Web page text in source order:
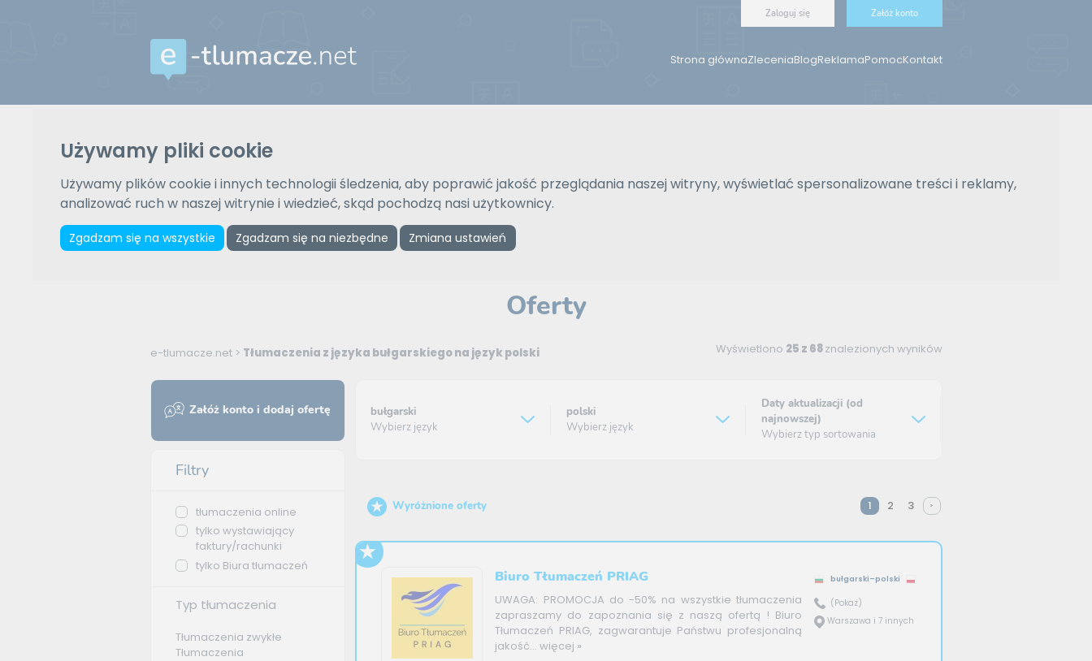
Używamy pliki cookie
Używamy plików cookie i innych technologii śledzenia, aby poprawić jakość przeglądania naszej witryny, wyświetlać spersonalizowane treści i reklamy,
analizować ruch w naszej witrynie i wiedzieć, skąd pochodzą nasi użytkownicy.
Zgadzam się na wszystkie Zgadzam się na niezbędne Zmiana ustawień
Zaloguj się Załóż konto
Strona głównaZleceniaBlogReklamaPomocKontakt
Oferty
e-tlumacze.net > Tłumaczenia z języka bułgarskiego na język polski Wyświetlono 25 z 68znalezionych wyników
Załóż konto i dodaj ofertę
Filtry
tłumaczenia online
tylko wystawiający
faktury/rachunki
tylko Biura tłumaczeń
Typ tłumaczenia
Tłumaczenia zwykłe
Tłumaczenia
bułgarski
Wybierz język
polski
Wybierz język
Daty aktualizacji (od
najnowszej)
Wybierz typ sortowania
Wyróżnione oferty 1 2 3
Biuro Tłumaczeń PRIAG
UWAGA: PROMOCJA do -50% na wszystkie tłumaczenia
zapraszamy do zapoznania się z naszą ofertą ! Biuro
Tłumaczeń PRIAG, zagwarantuje Państwu profesjonalną
jakość... więcej »
bułgarski–polski
(Pokaż)
Warszawa i 7 innych